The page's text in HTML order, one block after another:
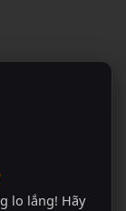
lo lắng! Hãy